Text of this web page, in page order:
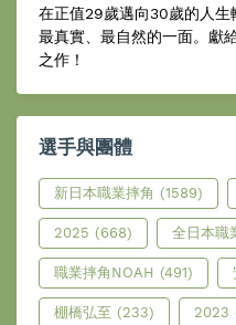
在正值29歲邁向30歲的人生
最真實、最自然的一面。獻
之作！
選手與團體
新日本職業摔角 (1589)
2025 (668) 全日本職
職業摔角NOAH (491)
棚橋弘至 (233) 2023